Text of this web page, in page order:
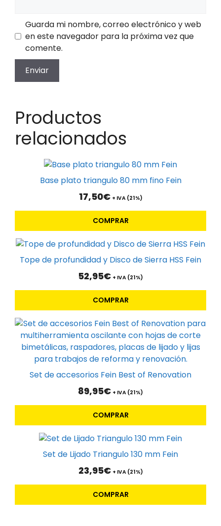
Guarda mi nombre, correo electrónico y web
en este navegador para la próxima vez que
comente.
Productos
relacionados
Base plato triangulo 80 mm fino Fein
17,50€ + IVA (21%)
COMPRAR
Tope de profundidad y Disco de Sierra HSS Fein
52,95€ + IVA (21%)
COMPRAR
Set de accesorios Fein Best of Renovation
89,95€ + IVA (21%)
COMPRAR
Set de Lijado Triangulo 130 mm Fein
23,95€ + IVA (21%)
COMPRAR